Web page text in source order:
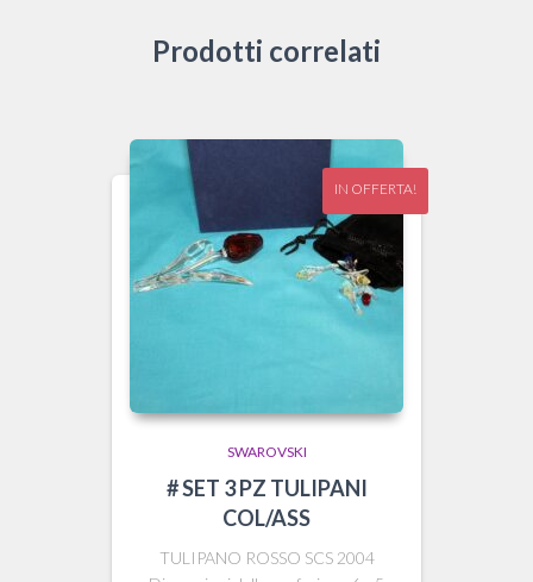
Prodotti correlati
IN OFFERTA!
SWAROVSKI
# SET 3 PZ TULIPANI
COL/ASS
TULIPANO ROSSO SCS 2004